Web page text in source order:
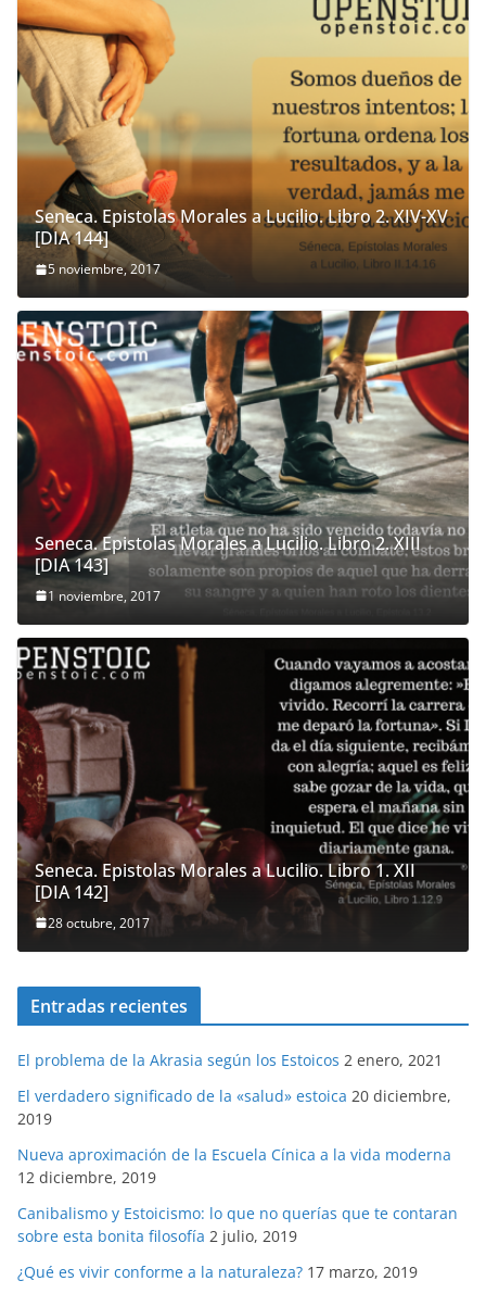
Seneca. Epistolas Morales a Lucilio. Libro 2. XIV-XV
[DIA 144]
5 noviembre, 2017
Seneca. Epistolas Morales a Lucilio. Libro 2. XIII
[DIA 143]
1 noviembre, 2017
Seneca. Epistolas Morales a Lucilio. Libro 1. XII
[DIA 142]
28 octubre, 2017
Entradas recientes
El problema de la Akrasia según los Estoicos 2 enero, 2021
El verdadero significado de la «salud» estoica 20 diciembre,
2019
Nueva aproximación de la Escuela Cínica a la vida moderna
12 diciembre, 2019
Canibalismo y Estoicismo: lo que no querías que te contaran
sobre esta bonita filosofía 2 julio, 2019
¿Qué es vivir conforme a la naturaleza? 17 marzo, 2019